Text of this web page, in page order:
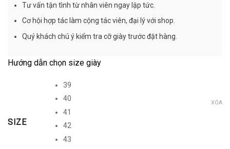
Tư vấn tận tình từ nhân viên ngay lập tức.
Cơ hội hợp tác làm cộng tác viên, đại lý với shop.
Quý khách chú ý kiểm tra cỡ giày trước đặt hàng.
Hướng dẫn chọn size giày
SIZE
39
40
41
42
43
XÓA